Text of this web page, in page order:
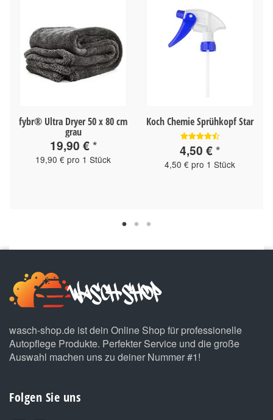
fybr® Ultra Dryer 50 x 80 cm
grau
19,90 €*
19,90 € pro 1 Stück
Koch Chemie Sprühkopf Star
4,50 €*
4,50 € pro 1 Stück
wasch-shop.de ist dein Online Shop für professionelle
Autopflege Produkte. Perfekter Service und die große
Auswahl machen uns zu deiner Nummer #1!
Folgen Sie uns